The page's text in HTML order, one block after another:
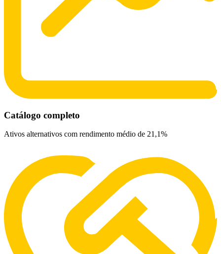
Catálogo completo
Ativos alternativos com rendimento médio de 21,1%